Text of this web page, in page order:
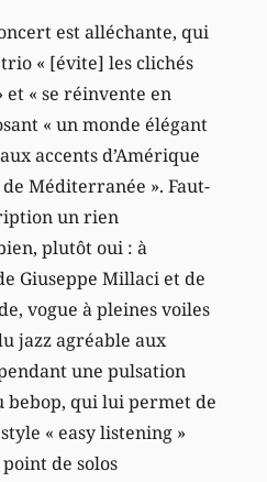
est alléchante, qui
« [évite] les clichés
« se réinvente en
« un monde élégant
accents d’Amérique
Méditerranée ». Faut-
un rien
plutôt oui : à
Giuseppe Millaci et de
vogue à pleines voiles
jazz agréable aux
une pulsation
qui lui permet de
« easy listening »
de solos